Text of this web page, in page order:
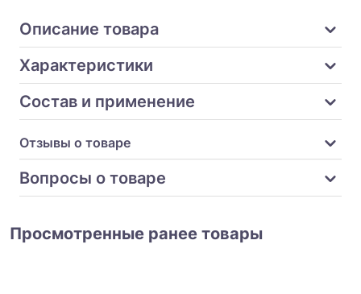
Описание товара
Характеристики
Состав и применение
Отзывы о товаре
Вопросы о товаре
Просмотренные ранее товары